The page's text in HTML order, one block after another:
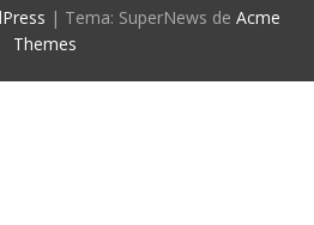
| Tema: SuperNews de Acme
Themes